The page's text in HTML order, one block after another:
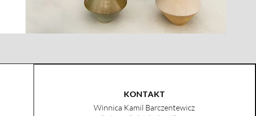
KONTAKT
Winnica Kamil Barczentewicz